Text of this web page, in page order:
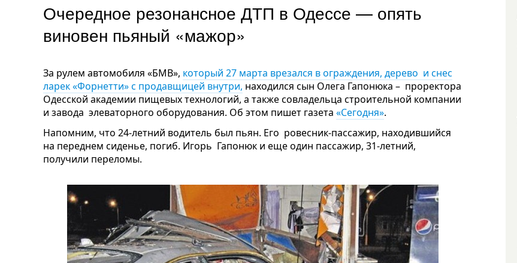
Очередное резонансное ДТП в Одессе — опять
виновен пьяный «мажор»
За рулем автомобиля «БМВ», который 27 марта врезался в ограждения, дерево и снес
ларек «Форнетти» с продавщицей внутри, находился сын Олега Гапонюка – проректора
Одесской академии пищевых технологий, а также совладельца строительной компании
и завода элеваторного оборудования. Об этом пишет газета «Сегодня».
Напомним, что 24-летний водитель был пьян. Его ровесник-пассажир, находившийся
на переднем сиденье, погиб. Игорь Гапонюк и еще один пассажир, 31-летний,
получили переломы.